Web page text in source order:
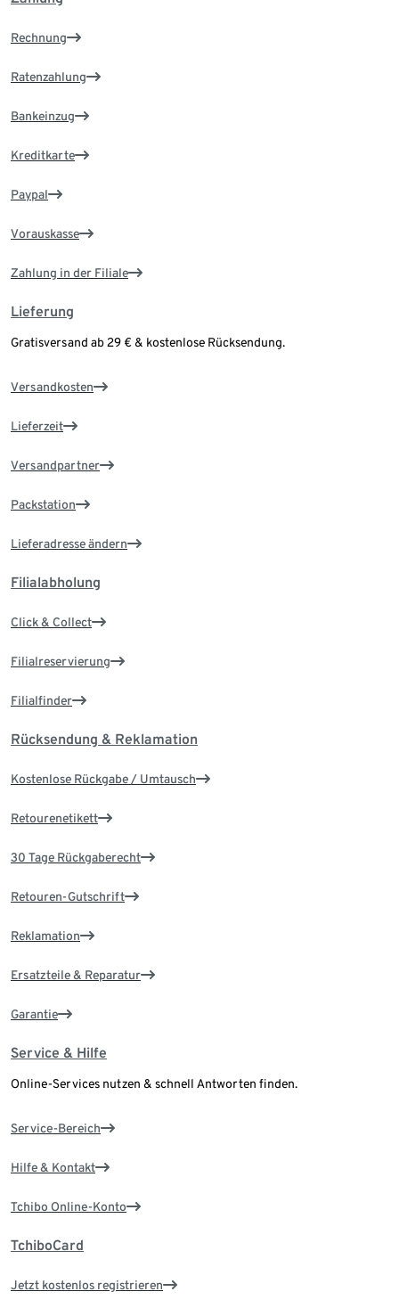
Rechnung
Ratenzahlung
Bankeinzug
Kreditkarte
Paypal
Vorauskasse
Zahlung in der Filiale
Lieferung
Gratisversand ab 29 € & kostenlose Rücksendung.
Versandkosten
Lieferzeit
Versandpartner
Packstation
Lieferadresse ändern
Filialabholung
Click & Collect
Filialreservierung
Filialfinder
Rücksendung & Reklamation
Kostenlose Rückgabe / Umtausch
Retourenetikett
30 Tage Rückgaberecht
Retouren-Gutschrift
Reklamation
Ersatzteile & Reparatur
Garantie
Service & Hilfe
Online-Services nutzen & schnell Antworten finden.
Service-Bereich
Hilfe & Kontakt
Tchibo Online-Konto
TchiboCard
Jetzt kostenlos registrieren